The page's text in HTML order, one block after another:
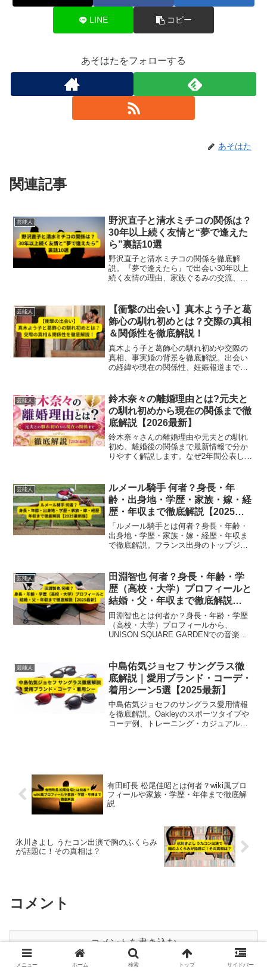
LINE コピー
あそはたをフォローする
あそはた
関連記事
芸能人
野沢直子と清水ミチコの関係は？
30年以上続く友情と“夢で逢えた
ら”裏話10選
野沢直子と清水ミチコの関係を徹底解
説。『夢で逢えたら』で出会い30年以上
続く友情の理由、家族ぐるみの交流、裏
芸能人
【衝撃の出会い】真木よう子と葛
飾心の馴れ初めとは？交際の真相
＆関係性を徹底解説！
真木よう子と葛飾心の馴れ初めや交際の
真相、事実婚の背景を徹底解説。出会い
の経緯や現在の関係性、妊娠報道まで網
芸能人
鈴木奈々の離婚理由とは?元夫と
の馴れ初めから現在の関係まで徹
底解説【2026最新】
鈴木奈々さんの離婚理由や元夫との馴れ
初め、離婚後の関係まで最新情報で分か
りやすく解説します。なぜ2年間公表しな
芸能人
ルメール騎手 何者？身長・年
齢・出身地・学歴・家族・嫁・経
歴・年収まで徹底解説【2025最
新版】
「ルメール騎手とは何者？身長・年齢・
出身地・学歴・家族・嫁・経歴・年収ま
で徹底解説。フランス出身のトップジョ
を2025年最新版で紹介。」
芸能人
田淵智也 何者？身長・年齢・学
歴（高校・大学）プロフィールと
結婚・父・年収まで徹底解説
【2025最新】
田淵智也とは何者か？身長・年齢・学歴
（高校・大学）プロフィールから、
UNISON SQUARE GARDENでの音楽活
バーアルバム最新情報も紹介【40歳・多
彩な才能の全貌】
芸能人
中島佑気ジョセフ サングラス徹
底解説｜愛用ブランド・コーデ・
着用シーン5選【2025最新】
中島佑気ジョセフのサングラス愛用情報
を徹底解説。Oakleyのスポーツタイプや
コーデ例、トレーニング・カジュアル・
有田町長 松尾佳昭とは何者？wiki風プロ
フィールや家族・学歴・年俸まで徹底解
説
氷川きよし うたコン出演で胸のふくらみ
が話題に！その真相は？
コメント
コメントを書き込む
メニュー ホーム 検索 トップ サイドバー